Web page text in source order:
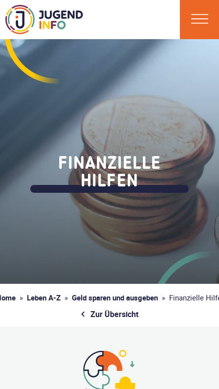
FINANZIELLE
HILFEN
» Leben A-Z » Geld sparen und ausgeben » Finanzielle
Zur Übersicht